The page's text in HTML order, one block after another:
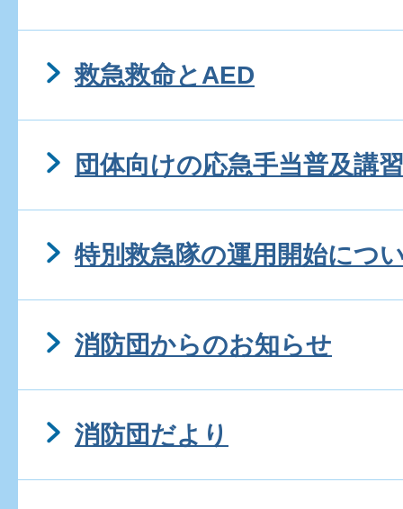
救急救命とAED
団体向けの応急手当普及講
特別救急隊の運用開始につ
消防団からのお知らせ
消防団だより